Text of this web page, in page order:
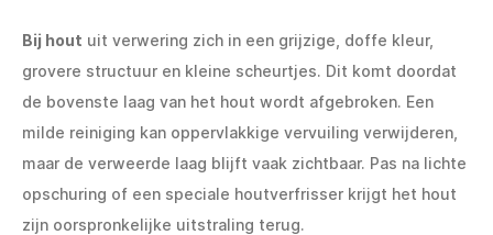
Bij hout uit verwering zich in een grijzige, doffe kleur,
grovere structuur en kleine scheurtjes. Dit komt doordat
de bovenste laag van het hout wordt afgebroken. Een
milde reiniging kan oppervlakkige vervuiling verwijderen,
maar de verweerde laag blijft vaak zichtbaar. Pas na lichte
opschuring of een speciale houtverfrisser krijgt het hout
zijn oorspronkelijke uitstraling terug.